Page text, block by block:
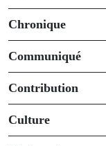
Chronique
Communiqué
Contribution
Culture